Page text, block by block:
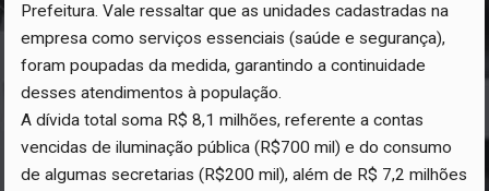
Prefeitura. Vale ressaltar que as unidades cadastradas na
empresa como serviços essenciais (saúde e segurança),
foram poupadas da medida, garantindo a continuidade
desses atendimentos à população.
A dívida total soma R$ 8,1 milhões, referente a contas
vencidas de iluminação pública (R$700 mil) e do consumo
de algumas secretarias (R$200 mil), além de R$ 7,2 milhões